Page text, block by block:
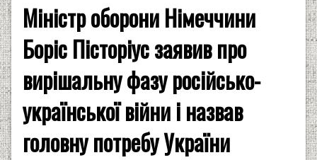
Міністр оборони Німеччини
Боріс Пісторіус заявив про
вирішальну фазу російсько-
української війни і назвав
головну потребу України